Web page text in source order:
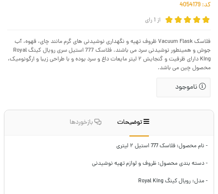
کد:
از 1رای
فلاسک Vacuum Flask ظروف تهیه و نگهداری نوشیدنی های گرم مانند چای، قهوه، آب
جوش و همینطور نوشیدنی سرد می باشند. فلاسک 777 استیل سری رویال کینگ Royal
King دارای ظرفیت و گنجایش ۲ لیتر مایعات داغ و سرد بوده و با طراحی زیبا و ارگونومیک،
محصول چین می باشد.
ناموجود
توضیحات بازخوردها
- نام محصول: فلاسک 777 استیل ۲ لیتری
- دسته بندی محصول: ظروف و لوازم تهیه نوشیدنی
- مدل: رویال کینگ Royal King